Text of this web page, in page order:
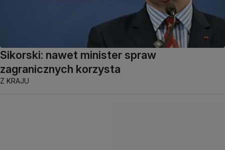
Sikorski: nawet minister spraw
zagranicznych korzysta
Z KRAJU